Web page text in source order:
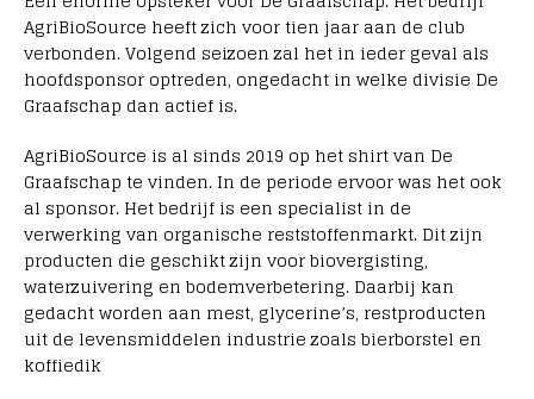
AgriBioSource heeft zich voor tien jaar aan de club
verbonden. Volgend seizoen zal het in ieder geval als
hoofdsponsor optreden, ongedacht in welke divisie De
Graafschap dan actief is.
AgriBioSource is al sinds 2019 op het shirt van De
Graafschap te vinden. In de periode ervoor was het ook
al sponsor. Het bedrijf is een specialist in de
verwerking van organische reststoffenmarkt. Dit zijn
producten die geschikt zijn voor biovergisting,
waterzuivering en bodemverbetering. Daarbij kan
gedacht worden aan mest, glycerine’s, restproducten
uit de levensmiddelen industrie zoals bierborstel en
koffiedik